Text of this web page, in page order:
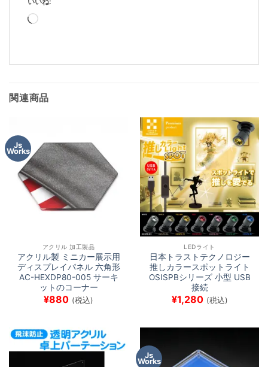
読
み
関連商品
Js
Works
アクリル 加工製品
アクリル製 ミニカー展示用
ディスプレイパネル 六角形
AC-HEXDP80-005 サーキ
ットのコーナー
¥880 (税込)
LEDライト
日本トラストテクノロジー
推しカラースポットライト
OSISPBシリーズ 小型 USB
接続
¥1,280 (税込)
Js
Works